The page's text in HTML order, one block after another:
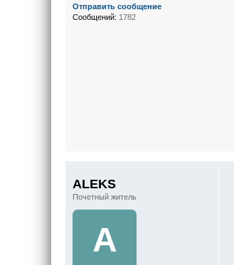
Отправить сообщение
Сообщений: 1782
ALEKS
Почетный житель
A